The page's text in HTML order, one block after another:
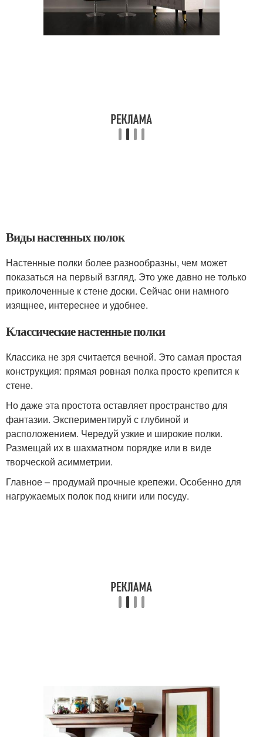
Виды настенных полок
Настенные полки более разнообразны, чем может
показаться на первый взгляд. Это уже давно не только
приколоченные к стене доски. Сейчас они намного
изящнее, интереснее и удобнее.
Классические настенные полки
Классика не зря считается вечной. Это самая простая
конструкция: прямая ровная полка просто крепится к
стене.
Но даже эта простота оставляет пространство для
фантазии. Экспериментируй с глубиной и
расположением. Чередуй узкие и широкие полки.
Размещай их в шахматном порядке или в виде
творческой асимметрии.
Главное – продумай прочные крепежи. Особенно для
нагружаемых полок под книги или посуду.